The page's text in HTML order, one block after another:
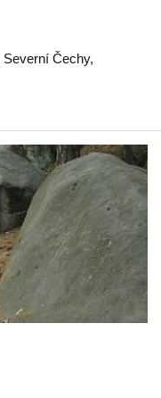
Severní Čechy,